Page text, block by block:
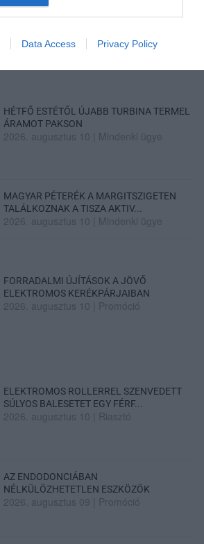
Data Access Privacy Policy
TURIZMUSÁT: ELKÉSZÜLT A V...
2026. augusztus 10 |Eger ügye
HÉTFŐ ESTÉTŐL ÚJABB TURBINA TERMEL
ÁRAMOT PAKSON
2026. augusztus 10 Mindenki ügye
MAGYAR PÉTERÉK A MARGITSZIGETEN
TALÁLKOZNAK A TISZA AKTIV...
2026. augusztus 10 Mindenki ügye
FORRADALMI ÚJÍTÁSOK A JÖVŐ
ELEKTROMOS KERÉKPÁRJAIBAN
2026. augusztus 10 Promóció
ELEKTROMOS ROLLERREL SZENVEDETT
SÚLYOS BALESETET EGY FÉRF...
2026. augusztus 10 Riasztó
AZ ENDODONCIÁBAN
NÉLKÜLÖZHETETLEN ESZKÖZÖK
2026. augusztus 09 Promóció